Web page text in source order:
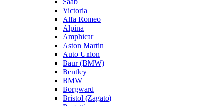
Saab
Victoria
Alfa Romeo
Alpina
Amphicar
Aston Martin
Auto Union
Baur (BMW)
Bentley
BMW
Borgward
Bristol (Zagato)